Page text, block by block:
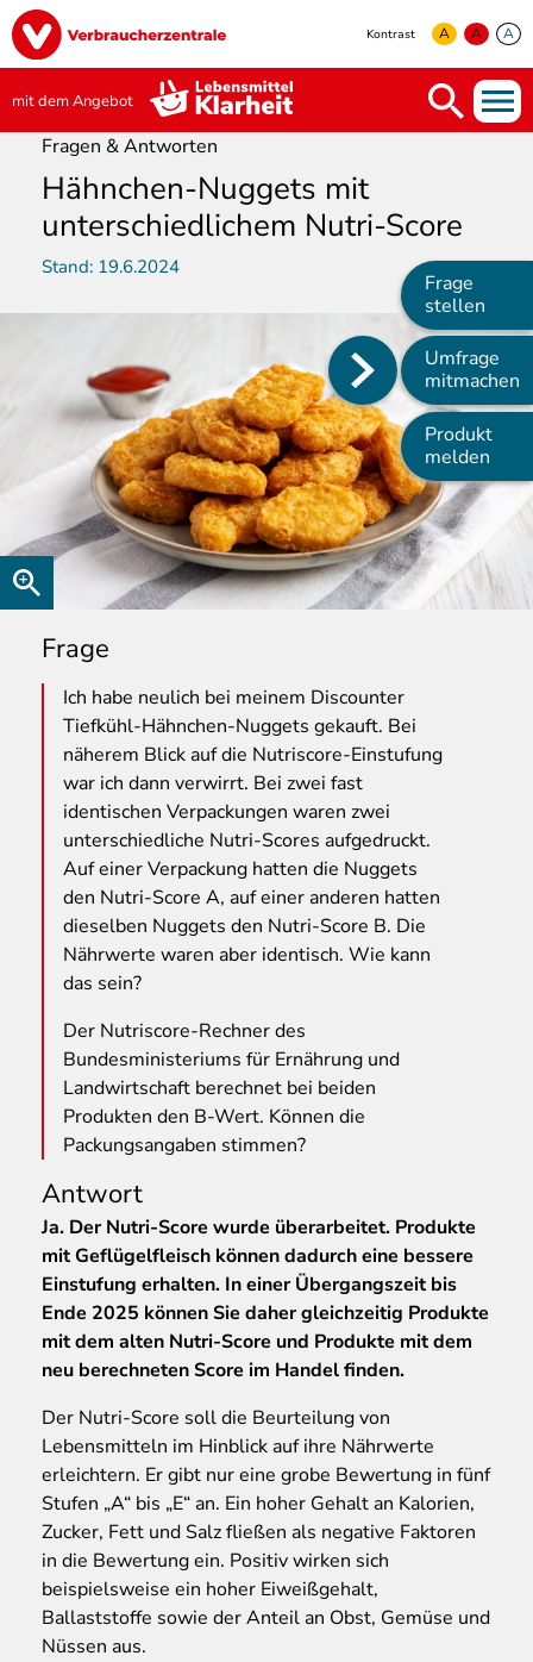
Direkt
zum
Inhalt
Image
Kontrast A A A
mit dem Angebot
Main
navigation
Frage
stellen
Umfrage
mitmachen
Produkt
melden
Fragen & Antworten
Hähnchen-Nuggets mit
unterschiedlichem Nutri-Score
Stand: 19.6.2024
Frage
Ich habe neulich bei meinem Discounter
Tiefkühl-Hähnchen-Nuggets gekauft. Bei
näherem Blick auf die Nutriscore-Einstufung
war ich dann verwirrt. Bei zwei fast
identischen Verpackungen waren zwei
unterschiedliche Nutri-Scores aufgedruckt.
Auf einer Verpackung hatten die Nuggets
den Nutri-Score A, auf einer anderen hatten
dieselben Nuggets den Nutri-Score B. Die
Nährwerte waren aber identisch. Wie kann
das sein?
Der Nutriscore-Rechner des
Bundesministeriums für Ernährung und
Landwirtschaft berechnet bei beiden
Produkten den B-Wert. Können die
Packungsangaben stimmen?
Antwort
Ja. Der Nutri-Score wurde überarbeitet. Produkte
mit Geflügelfleisch können dadurch eine bessere
Einstufung erhalten. In einer Übergangszeit bis
Ende 2025 können Sie daher gleichzeitig Produkte
mit dem alten Nutri-Score und Produkte mit dem
neu berechneten Score im Handel finden.
Der Nutri-Score soll die Beurteilung von
Lebensmitteln im Hinblick auf ihre Nährwerte
erleichtern. Er gibt nur eine grobe Bewertung in fünf
Stufen „A“ bis „E“ an. Ein hoher Gehalt an Kalorien,
Zucker, Fett und Salz fließen als negative Faktoren
in die Bewertung ein. Positiv wirken sich
beispielsweise ein hoher Eiweißgehalt,
Ballaststoffe sowie der Anteil an Obst, Gemüse und
Nüssen aus.